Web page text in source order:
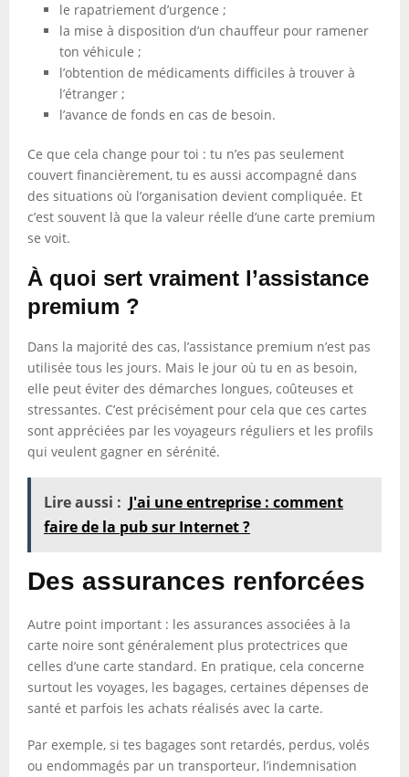
le rapatriement d’urgence ;
la mise à disposition d’un chauffeur pour ramener
ton véhicule ;
l’obtention de médicaments difficiles à trouver à
l’étranger ;
l’avance de fonds en cas de besoin.
Ce que cela change pour toi : tu n’es pas seulement
couvert financièrement, tu es aussi accompagné dans
des situations où l’organisation devient compliquée. Et
c’est souvent là que la valeur réelle d’une carte premium
se voit.
À quoi sert vraiment l’assistance
premium ?
Dans la majorité des cas, l’assistance premium n’est pas
utilisée tous les jours. Mais le jour où tu en as besoin,
elle peut éviter des démarches longues, coûteuses et
stressantes. C’est précisément pour cela que ces cartes
sont appréciées par les voyageurs réguliers et les profils
qui veulent gagner en sérénité.
Lire aussi : J'ai une entreprise : comment
faire de la pub sur Internet ?
Des assurances renforcées
Autre point important : les assurances associées à la
carte noire sont généralement plus protectrices que
celles d’une carte standard. En pratique, cela concerne
surtout les voyages, les bagages, certaines dépenses de
santé et parfois les achats réalisés avec la carte.
Par exemple, si tes bagages sont retardés, perdus, volés
ou endommagés par un transporteur, l’indemnisation